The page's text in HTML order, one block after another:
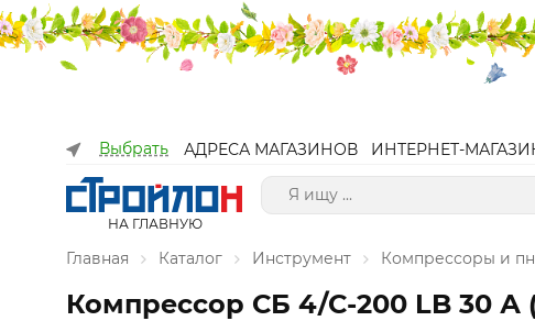
Выбрать АДРЕСА МАГАЗИНОВ ИНТЕРНЕТ-
НА ГЛАВНУЮ
Главная Каталог Инструмент Компрессоры и
Компрессор СБ 4/С-200 LB 30 А